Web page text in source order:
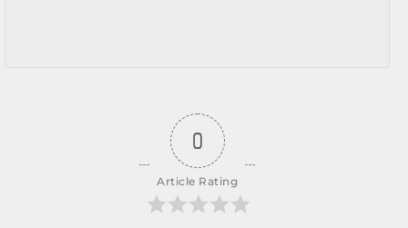
0
Article Rating